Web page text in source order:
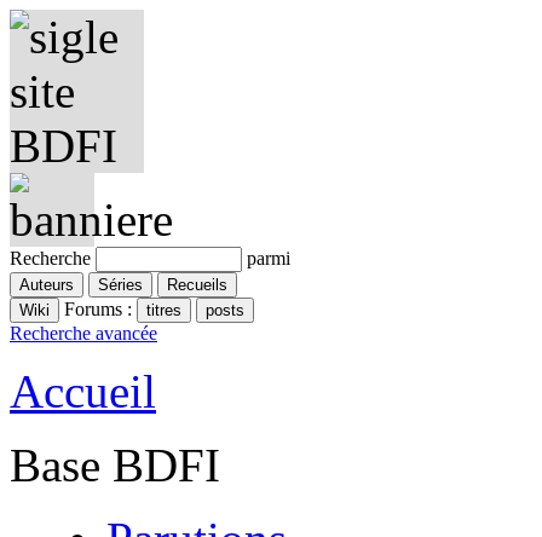
Recherche parmi
Forums :
Recherche avancée
Accueil
Base BDFI